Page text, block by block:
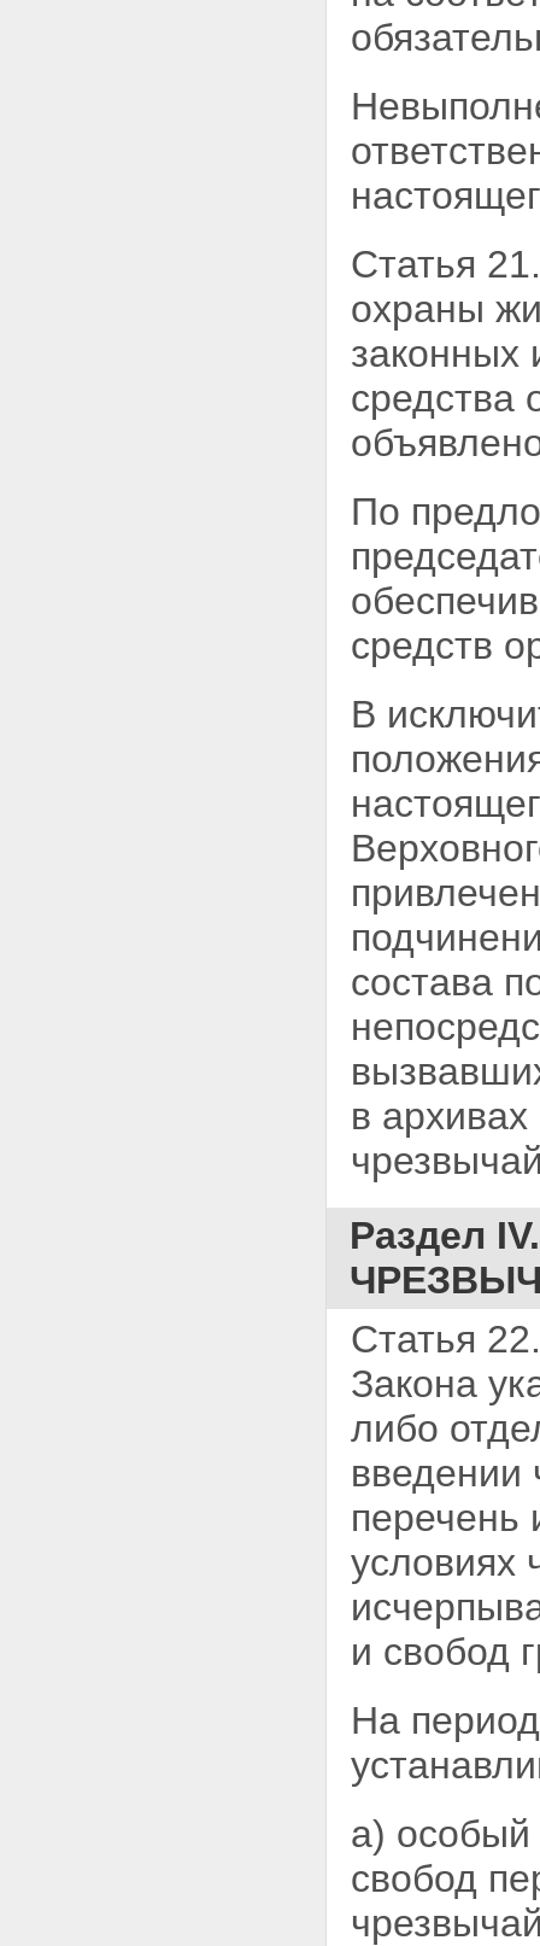
Статья
охраны
законных
средства
По
средств
В
состава
в
Раздел
Статья
Закона
либо
введении
условиях
и свобод
На
а) особый
свобод